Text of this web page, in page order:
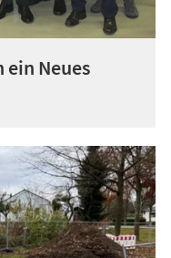
Neues